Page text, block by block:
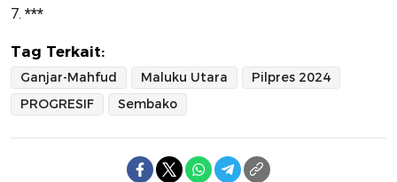
7. ***
Tag Terkait:
Ganjar-Mahfud Maluku Utara
Pilpres 2024
PROGRESIF
Sembako